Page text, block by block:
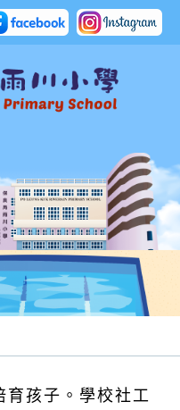
育孩子。學校社工